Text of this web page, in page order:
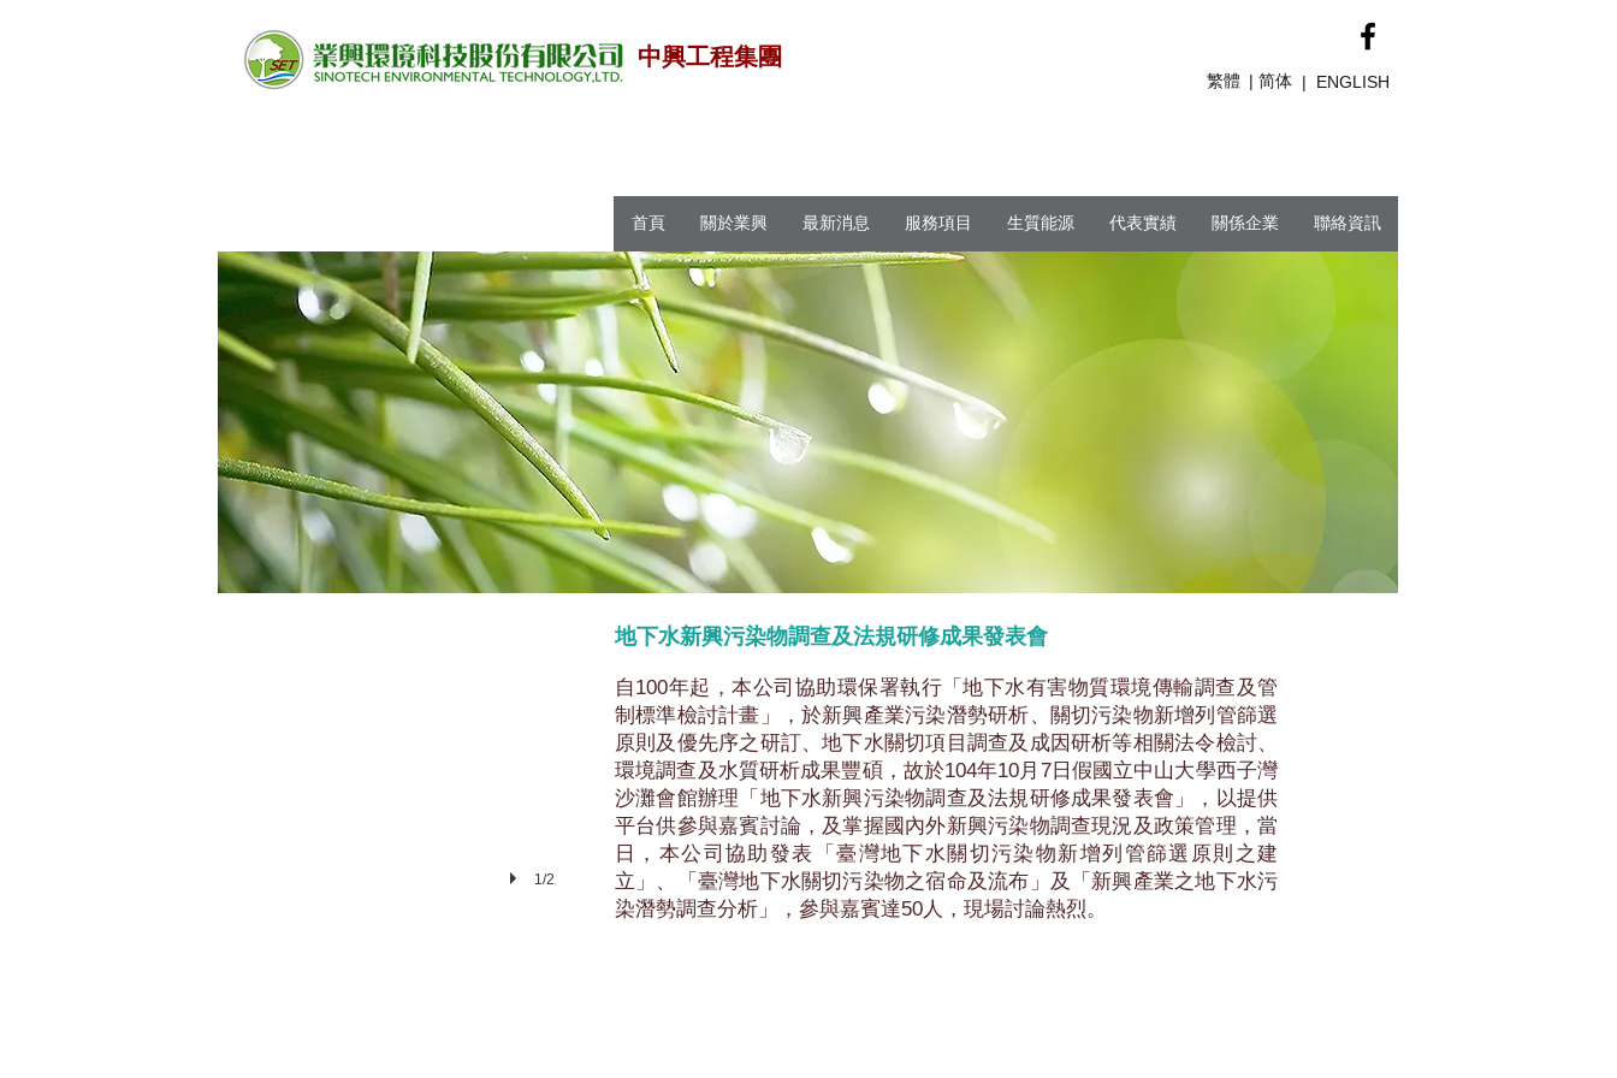
中興工程集團
繁體 | 简体 | ENGLISH
首頁 關於業興 最新消息 服務項目 生質能源 代表實績 關係企業 聯絡資訊
倪副執行秘書炳雄致詞
1/2
地下水新興污染物調查及法規研修成果發表會
自100年起，本公司協助環保署執行「地下水有害物質環境傳輸調查及管
制標準檢討計畫」，於新興產業污染潛勢研析、關切污染物新增列管篩選
原則及優先序之研訂、地下水關切項目調查及成因研析等相關法令檢討、
環境調查及水質研析成果豐碩，故於104年10月7日假國立中山大學西子灣
沙灘會館辦理「地下水新興污染物調查及法規研修成果發表會」，以提供
平台供參與嘉賓討論，及掌握國內外新興污染物調查現況及政策管理，當
日，本公司協助發表「臺灣地下水關切污染物新增列管篩選原則之建
立」、「臺灣地下水關切污染物之宿命及流布」及「新興產業之地下水污
染潛勢調查分析」，參與嘉賓達50人，現場討論熱烈。